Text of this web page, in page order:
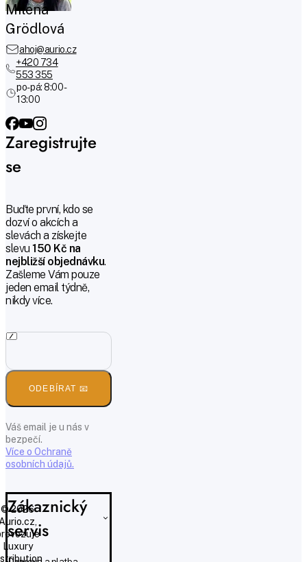
Milena
Grödlová
ahoj@aurio.cz
+420 734
553 355
po-pá: 8:00 -
13:00
Zákaznický
servis
Zaregistrujte
se
Buďte první, kdo se
dozví o akcích a
slevách a získejte
slevu150 Kč na
nejbližší objednávku.
Zašleme Vám pouze
jeden email týdně,
nikdy více.
ODEBÍRAT 📧
Váš email je u nás v
bezpečí.
Více o Ochraně
osobních údajů.
© 2026
Luxury